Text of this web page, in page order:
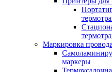
Маркировка
маркеры